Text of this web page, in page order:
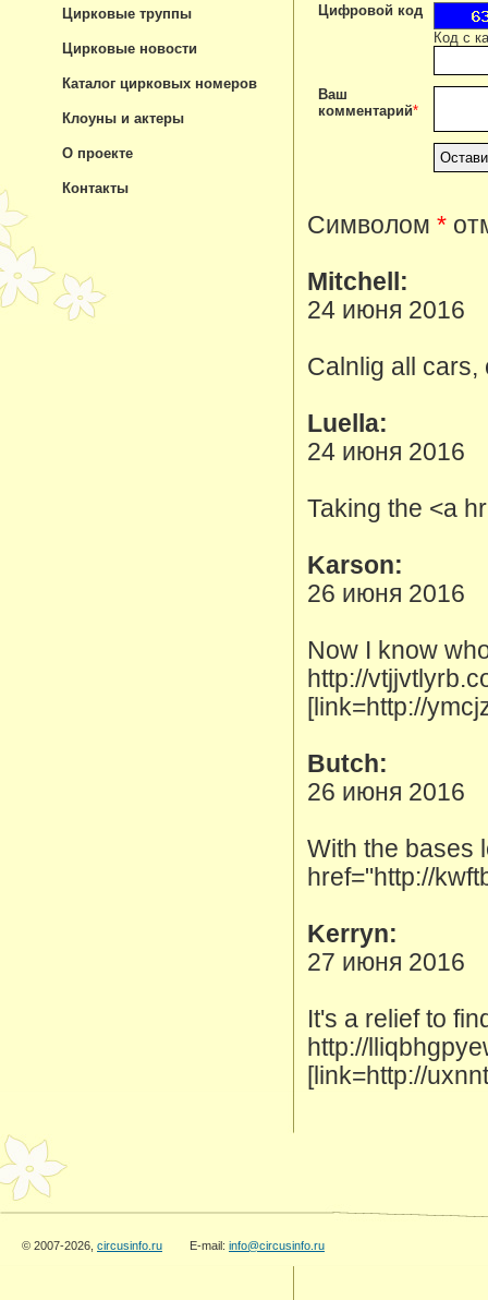
Цифровой код
Код с
Ваш
комментарий*
Символом *
Mitchell:
24 июня 2016
Calnlig all cars,
Luella:
24 июня 2016
Taking the <a
Karson:
26 июня 2016
Now I know
http://
[link=http://
Butch:
26 июня 2016
With the bases
href="http://
Kerryn:
27 июня 2016
It's a relief to
http://
[link=http://
Цирковые труппы
Цирковые новости
Каталог цирковых номеров
Клоуны и актеры
О проекте
Контакты
© 2007-2026, circusinfo.ru E-mail: info@circusinfo.ru